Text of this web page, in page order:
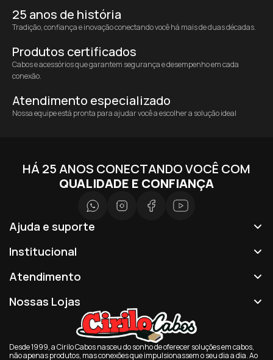
25 anos de história
Tradição, confiança e inovação conectando você há mais de duas décadas.
Produtos certificados
Cabos e acessórios que garantem segurança e desempenho em cada
conexão.
Atendimento especializado
Nossa equipe está pronta para ajudar você a escolher a solução ideal
HÁ 25 ANOS CONECTANDO VOCÊ COM
QUALIDADE E CONFIANÇA
Ajuda e suporte
Institucional
Atendimento
Nossas Lojas
Desde 1999, a Cirilo Cabos nasceu do sonho de oferecer soluções em cabos,
não apenas produtos, mas conexões que impulsionassem o seu dia a dia. Ao